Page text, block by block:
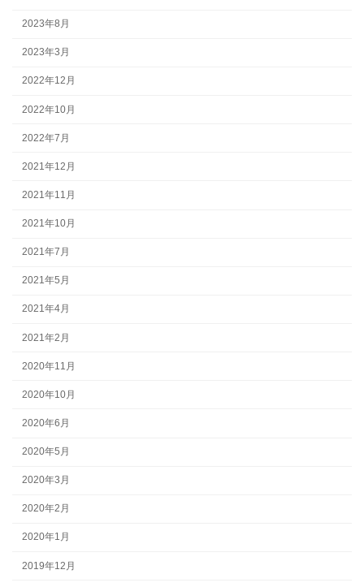
2023年8月
2023年3月
2022年12月
2022年10月
2022年7月
2021年12月
2021年11月
2021年10月
2021年7月
2021年5月
2021年4月
2021年2月
2020年11月
2020年10月
2020年6月
2020年5月
2020年3月
2020年2月
2020年1月
2019年12月